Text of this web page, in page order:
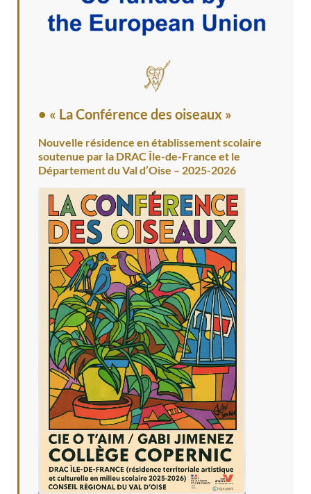
• « La Conférence des oiseaux »
Nouvelle résidence en établissement scolaire
soutenue par la DRAC Île-de-France et le
Département du Val d’Oise – 2025-2026